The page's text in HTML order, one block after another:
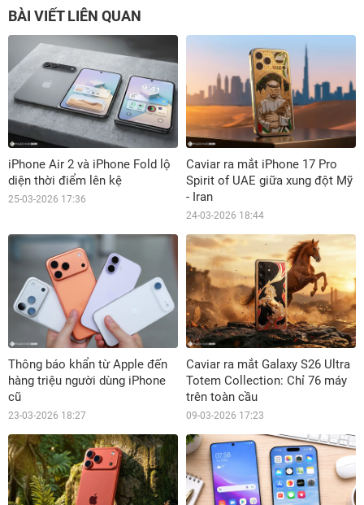
BÀI VIẾT LIÊN QUAN
iPhone Air 2 và iPhone Fold lộ
diện thời điểm lên kệ
25-03-2026 17:36
Caviar ra mắt iPhone 17 Pro
Spirit of UAE giữa xung đột Mỹ
- Iran
24-03-2026 18:44
Thông báo khẩn từ Apple đến
hàng triệu người dùng iPhone
cũ
23-03-2026 18:27
Caviar ra mắt Galaxy S26 Ultra
Totem Collection: Chỉ 76 máy
trên toàn cầu
09-03-2026 17:23